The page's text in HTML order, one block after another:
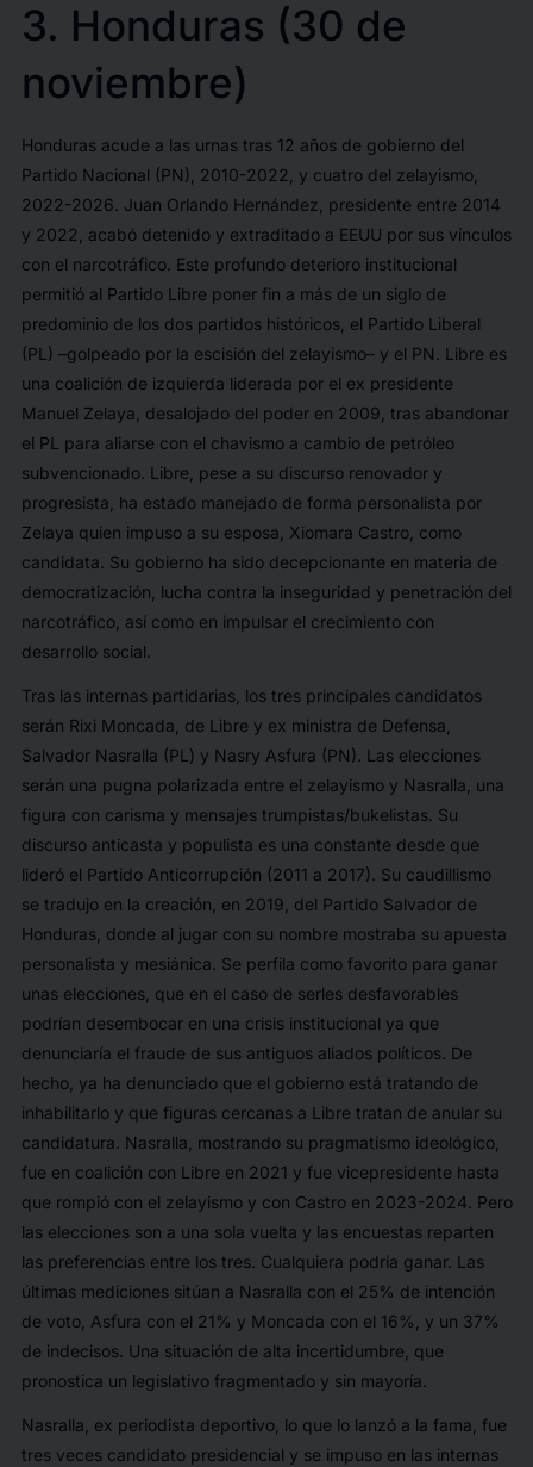
3. Honduras (30 de
noviembre)
Honduras acude a las urnas tras 12 años de gobierno del
Partido Nacional (PN), 2010-2022, y cuatro del zelayismo,
2022-2026. Juan Orlando Hernández, presidente entre 2014
y 2022, acabó detenido y extraditado a EEUU por sus vínculos
con el narcotráfico. Este profundo deterioro institucional
permitió al Partido Libre poner fin a más de un siglo de
predominio de los dos partidos históricos, el Partido Liberal
(PL) –golpeado por la escisión del zelayismo– y el PN. Libre es
una coalición de izquierda liderada por el ex presidente
Manuel Zelaya, desalojado del poder en 2009, tras abandonar
el PL para aliarse con el chavismo a cambio de petróleo
subvencionado. Libre, pese a su discurso renovador y
progresista, ha estado manejado de forma personalista por
Zelaya quien impuso a su esposa, Xiomara Castro, como
candidata. Su gobierno ha sido decepcionante en materia de
democratización, lucha contra la inseguridad y penetración del
narcotráfico, así como en impulsar el crecimiento con
desarrollo social.
Tras las internas partidarias, los tres principales candidatos
serán Rixi Moncada, de Libre y ex ministra de Defensa,
Salvador Nasralla (PL) y Nasry Asfura (PN). Las elecciones
serán una pugna polarizada entre el zelayismo y Nasralla, una
figura con carisma y mensajes trumpistas/bukelistas. Su
discurso anticasta y populista es una constante desde que
lideró el Partido Anticorrupción (2011 a 2017). Su caudillismo
se tradujo en la creación, en 2019, del Partido Salvador de
Honduras, donde al jugar con su nombre mostraba su apuesta
personalista y mesiánica. Se perfila como favorito para ganar
unas elecciones, que en el caso de serles desfavorables
podrían desembocar en una crisis institucional ya que
denunciaría el fraude de sus antiguos aliados políticos. De
hecho, ya ha denunciado que el gobierno está tratando de
inhabilitarlo y que figuras cercanas a Libre tratan de anular su
candidatura. Nasralla, mostrando su pragmatismo ideológico,
fue en coalición con Libre en 2021 y fue vicepresidente hasta
que rompió con el zelayismo y con Castro en 2023-2024. Pero
las elecciones son a una sola vuelta y las encuestas reparten
las preferencias entre los tres. Cualquiera podría ganar. Las
últimas mediciones sitúan a Nasralla con el 25% de intención
de voto, Asfura con el 21% y Moncada con el 16%, y un 37%
de indecisos. Una situación de alta incertidumbre, que
pronostica un legislativo fragmentado y sin mayoría.
Nasralla, ex periodista deportivo, lo que lo lanzó a la fama, fue
tres veces candidato presidencial y se impuso en las internas